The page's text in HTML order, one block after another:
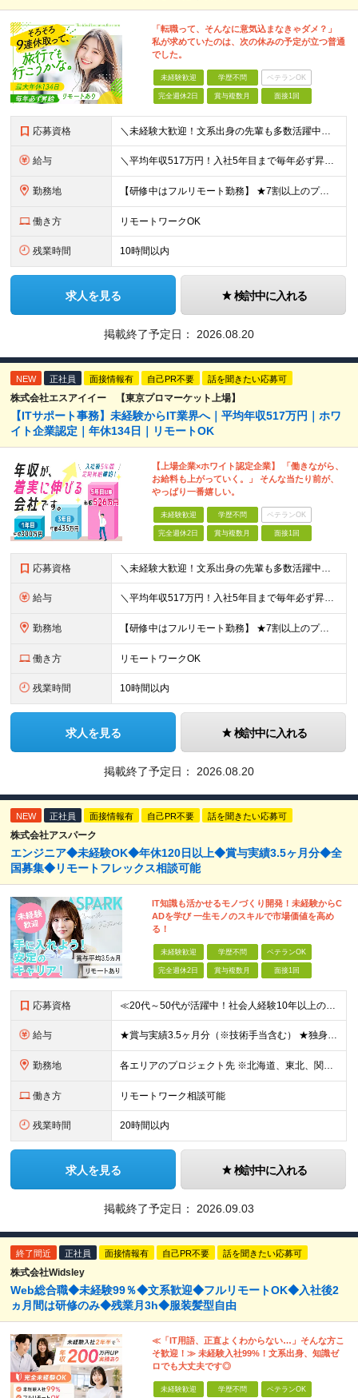
「転職って、そんなに意気込まなきゃダメ？」
私が求めていたのは、次の休みの予定が立つ普通
でした。
未経験歓迎 学歴不問 ベテランOK
完全週休2日 賞与複数月 面接1回
応募資格 ＼未経験大歓迎！文系出身の先輩も多数活躍中／ ◆PCスキルに自信のない方も歓迎 ◆完全未経験OK ◆社会人デビューもOK ◆学歴不問 ＊*こんなアナタにオススメです*＊ ◇事務職に興味があるが、給与
給与 ＼平均年収517万円！入社5年目まで毎年必ず昇給／ ■賞与年3回 ■年収800万円以上も可 ■入社3年以上の平均年収469.2万円 月給23万2000円以上＋賞与年3回＋各種手当 ☆入社5年目まで最
勤務地 【研修中はフルリモート勤務】 ★7割以上のプロジェクトでリモートワークを導入 ★一都三県のプロジェクト先 ★転居を伴う転勤なし ＜プロジェクト先＞ 東京・神奈川・千葉・埼玉でのプロジェクト先にて勤務
働き方 リモートワークOK
残業時間 10時間以内
求人を見る 検討中に入れる
掲載終了予定日： 2026.08.20
NEW 正社員 面接情報有 自己PR不要 話を聞きたい応募可
株式会社エスアイイー 【東京プロマーケット上場】
【ITサポート事務】未経験からIT業界へ｜平均年収517万円｜ホワ
イト企業認定｜年休134日｜リモートOK
【上場企業×ホワイト認定企業】 「働きながら、
お給料も上がっていく。」 そんな当たり前が、
やっぱり一番嬉しい。
未経験歓迎 学歴不問 ベテランOK
完全週休2日 賞与複数月 面接1回
応募資格 ＼未経験大歓迎！文系出身の先輩も多数活躍中／ ◆PCスキルに自信のない方も歓迎 ◆完全未経験OK ◆社会人デビューもOK ◆学歴不問 「働きながら少しずつ専門スキルを身につけたい」という意欲重視の採
給与 ＼平均年収517万円！入社5年目まで毎年必ず昇給／ ■賞与年3回 ■年収800万円以上も可 ■入社3年以上の平均年収469.2万円 月給23万2000円以上＋賞与年3回＋各種手当 ☆入社5年目まで最
勤務地 【研修中はフルリモート勤務】 ★7割以上のプロジェクトでリモートワークを導入 ★一都三県のプロジェクト先 ★転居を伴う転勤なし ＜プロジェクト先＞ 東京・神奈川・千葉・埼玉でのプロジェクト先にて勤務
働き方 リモートワークOK
残業時間 10時間以内
求人を見る 検討中に入れる
掲載終了予定日： 2026.08.20
NEW 正社員 面接情報有 自己PR不要 話を聞きたい応募可
株式会社アスパーク
エンジニア◆未経験OK◆年休120日以上◆賞与実績3.5ヶ月分◆全
国募集◆リモートフレックス相談可能
IT知識も活かせるモノづくり開発！未経験からC
ADを学び 一生モノのスキルで市場価値を高め
る！
未経験歓迎 学歴不問 ベテランOK
完全週休2日 賞与複数月 面接1回
応募資格 ≪20代～50代が活躍中！社会人経験10年以上の方も歓迎≫ ◆学歴不問 ◆未経験・ブランクOK ≫モノづくりに関する何らかの経験をお持ちの方は優遇します！ ～こんな方が活躍できます！～ ◎専門的な
給与 ★賞与実績3.5ヶ月分（※技術手当含む） ★独身寮│寮費手当│引っ越し手当あり ★月給26万円も可能！ 【実務経験者】※前職の給与、経験、スキルをもとに決定 ・月給21万円～60万円＋時間外手当全
勤務地 各エリアのプロジェクト先 ※北海道、東北、関東、北信越、東海、関西、四国、中国、九州の各エリアから希望勤務地をお聞かせください。 ※転勤を伴わない エリア限定採用枠あり。U・Iターンも歓迎です！ ※プ
働き方 リモートワーク相談可能
残業時間 20時間以内
求人を見る 検討中に入れる
掲載終了予定日： 2026.09.03
終了間近 正社員 面接情報有 自己PR不要 話を聞きたい応募可
株式会社Widsley
Web総合職◆未経験99％◆文系歓迎◆フルリモートOK◆入社後2
ヵ月間は研修のみ◆残業月3h◆服装髪型自由
≪「IT用語、正直よくわからない…」そんな方こ
そ歓迎！≫ 未経験入社99%！文系出身、知識ゼ
ロでも大丈夫です◎
未経験歓迎 学歴不問 ベテランOK